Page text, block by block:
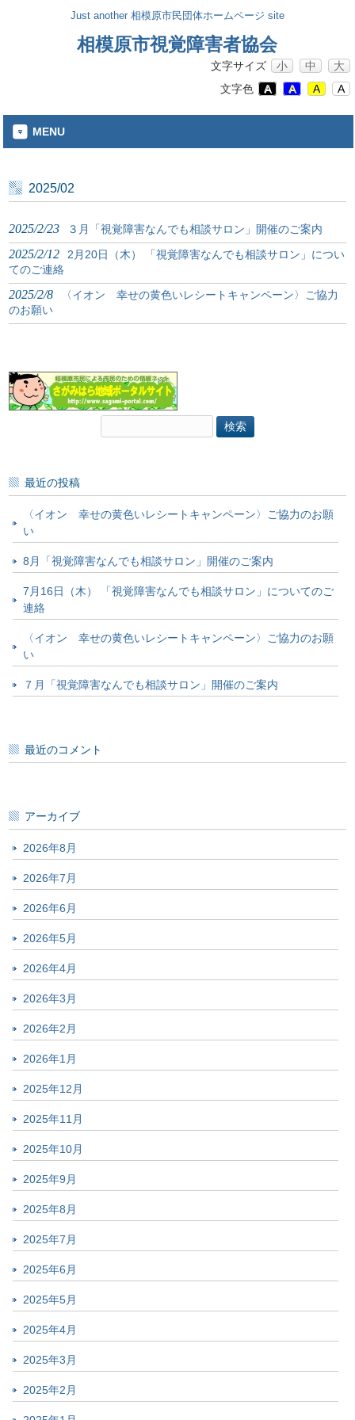
Just another 相模原市民団体ホームページ site
相模原市視覚障害者協会
文字サイズ 小 中
大
文字色
A A A A
MENU
2025/02
2025/2/23 ３月「視覚障害なんでも相談サロン」開催のご案内
2025/2/12
2月20日（木） 「視覚障害なんでも相談サロン」につい
てのご連絡
2025/2/8
〈イオン 幸せの黄色いレシートキャンペーン〉ご協力
のお願い
索:
最近の投稿
〈イオン 幸せの黄色いレシートキャンペーン〉ご協力のお願
い
8月「視覚障害なんでも相談サロン」開催のご案内
7月16日（木） 「視覚障害なんでも相談サロン」についてのご
連絡
〈イオン 幸せの黄色いレシートキャンペーン〉ご協力のお願
い
７月「視覚障害なんでも相談サロン」開催のご案内
最近のコメント
アーカイブ
2026年8月
2026年7月
2026年6月
2026年5月
2026年4月
2026年3月
2026年2月
2026年1月
2025年12月
2025年11月
2025年10月
2025年9月
2025年8月
2025年7月
2025年6月
2025年5月
2025年4月
2025年3月
2025年2月